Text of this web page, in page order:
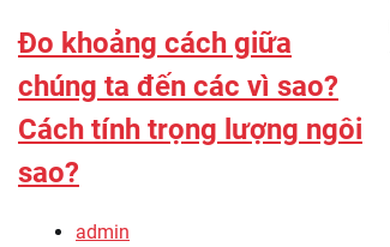
Đo khoảng cách giữa
chúng ta đến các vì sao?
Cách tính trọng lượng ngôi
sao?
admin